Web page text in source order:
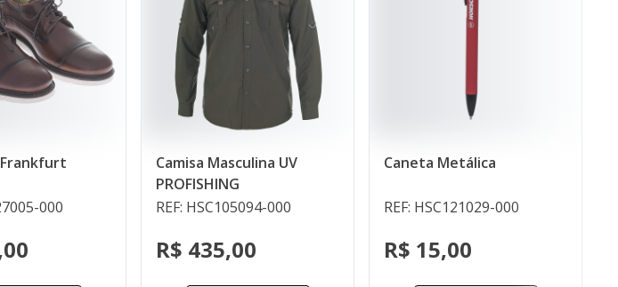
Camisa Masculina UV
REF: HSC105094-000
Caneta Metálica
REF: HSC121029-000
Carrinho Trator
REF: HSC150012-